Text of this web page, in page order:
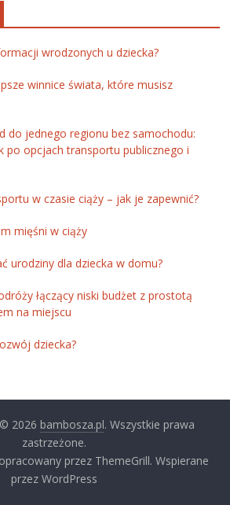
wrodzonych u dziecka?
winnice świata, które musisz
do jednego regionu bez samochodu:
po opcjach transportu publicznego i
w czasie ciąży – jak je zapewnić?
mięśni w ciąży
urodziny dla dziecka w domu?
łączący niski budżet z prostotą
na miejscu
dziecka?
2026 bambosza.pl. Wszystkie prawa
zastrzeżone.
przez ThemeGrill. Wspierane
przez WordPress